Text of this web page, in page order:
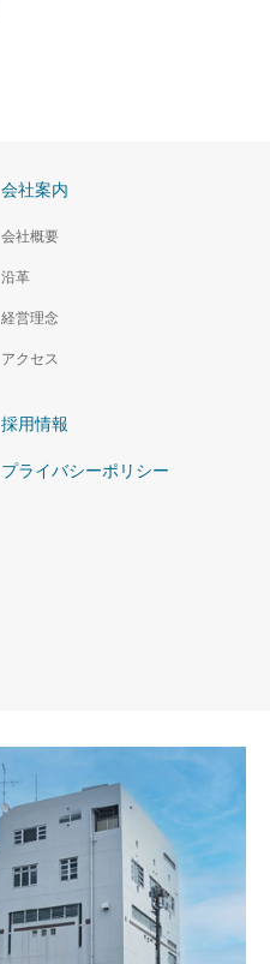
会社案内
会社概要
沿革
経営理念
アクセス
採用情報
プライバシーポリシー